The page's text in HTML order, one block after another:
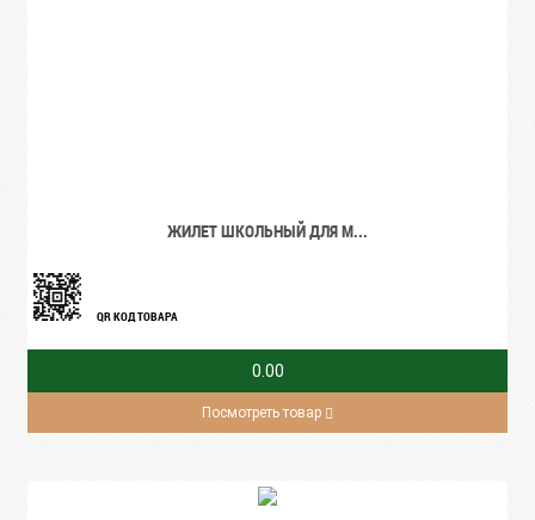
ЖИЛЕТ ШКОЛЬНЫЙ ДЛЯ М...
QR КОД ТОВАРА
0.00
Посмотреть товар